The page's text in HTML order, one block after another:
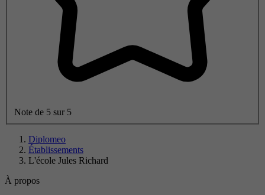
Note de 5 sur 5
Diplomeo
Établissements
L'école Jules Richard
À propos